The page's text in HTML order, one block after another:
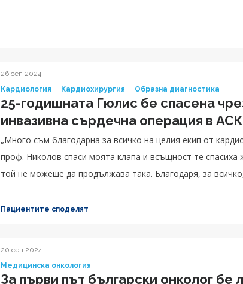
26 сеп 2024
Кардиология
Кардиохирургия Образна диагностика
25-годишната Гюлис бе спасена
инвазивна сърдечна операция в
„Много съм благодарна за всичко на целия екип от
проф. Николов спаси моята клапа и всъщност те
той не можеше да продължава така. Благодаря, за
Пациентите споделят
20 сеп 2024
Медицинска онкология
За първи път български онколог бе